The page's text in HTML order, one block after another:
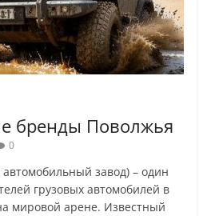
бренды Поволжья
0
завод) – один
грузовых автомобилей в
мировой арене. Известный